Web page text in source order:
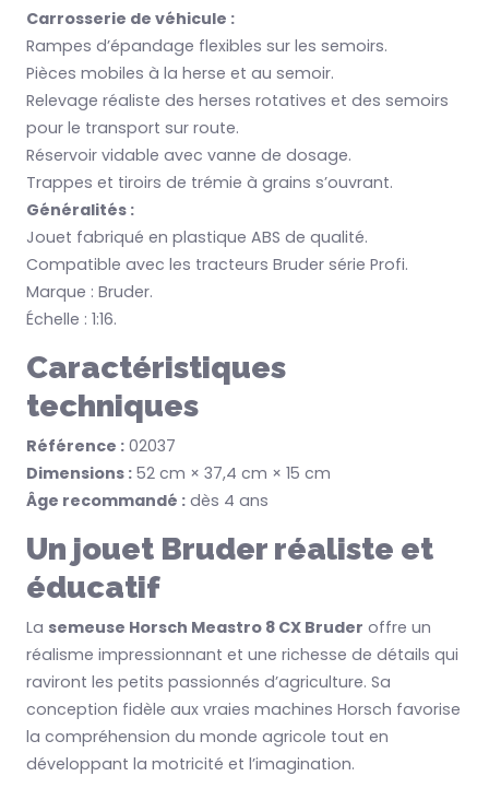
Carrosserie de véhicule :
Rampes d’épandage flexibles sur les semoirs.
Pièces mobiles à la herse et au semoir.
Relevage réaliste des herses rotatives et des semoirs
pour le transport sur route.
Réservoir vidable avec vanne de dosage.
Trappes et tiroirs de trémie à grains s’ouvrant.
Généralités :
Jouet fabriqué en plastique ABS de qualité.
Compatible avec les tracteurs Bruder série Profi.
Marque : Bruder.
Échelle : 1:16.
Caractéristiques
techniques
Référence : 02037
Dimensions : 52 cm × 37,4 cm × 15 cm
Âge recommandé : dès 4 ans
Un jouet Bruder réaliste et
éducatif
La semeuse Horsch Meastro 8 CX Bruder offre un
réalisme impressionnant et une richesse de détails qui
raviront les petits passionnés d’agriculture. Sa
conception fidèle aux vraies machines Horsch favorise
la compréhension du monde agricole tout en
développant la motricité et l’imagination.